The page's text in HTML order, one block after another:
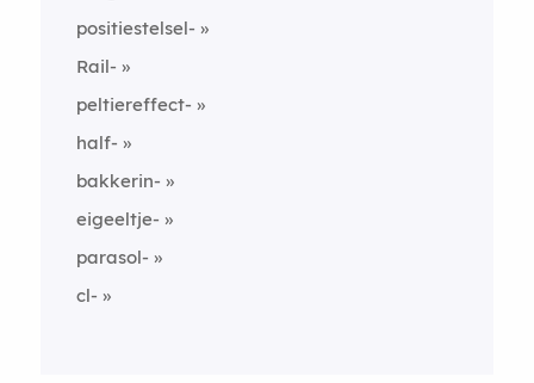
positiestelsel-
Rail-
peltiereffect-
half-
bakkerin-
eigeeltje-
parasol-
cl-